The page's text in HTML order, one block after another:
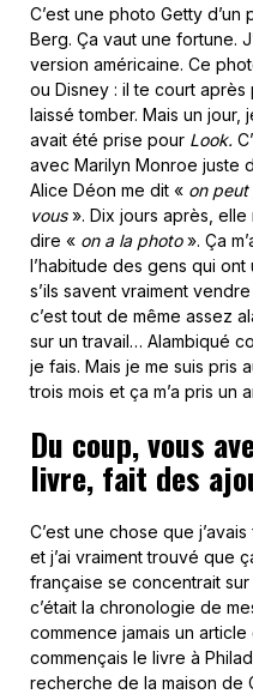
C’est une photo Getty
Berg. Ça vaut une fortune.
version américaine. Ce
ou Disney : il te court après
laissé tomber. Mais un
avait été prise pour Look.
avec Marilyn Monroe juste
Alice Déon me dit « on peut
vous». Dix jours après, elle
dire « on a la photo». Ça
l’habitude des gens qui
s’ils savent vraiment
c’est tout de même assez
sur un travail… Alambiqué
je fais. Mais je me suis pris
trois mois et ça m’a pris un
Du coup, vous
livre, fait des
C’est une chose que
et j’ai vraiment trouvé que
française se concentrait
c’était la chronologie de
commence jamais un
commençais le livre à
recherche de la maison de